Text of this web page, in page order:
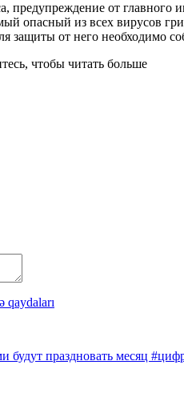
предупреждение от
опасный из всех вирусов
защиты от него необходимо
чтобы читать больше
qaydaları